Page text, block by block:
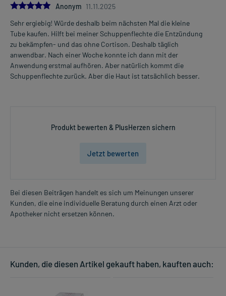
5.0Anonym 11.11.2025
Sehr ergiebig! Würde deshalb beim nächsten Mal die kleine
Tube kaufen. Hilft bei meiner Schuppenflechte die Entzündung
zu bekämpfen- und das ohne Cortison. Deshalb täglich
anwendbar. Nach einer Woche konnte ich dann mit der
Anwendung erstmal aufhören. Aber natürlich kommt die
Schuppenflechte zurück. Aber die Haut ist tatsächlich besser.
Produkt bewerten & PlusHerzen sichern
Jetzt bewerten
Bei diesen Beiträgen handelt es sich um Meinungen unserer
Kunden, die eine individuelle Beratung durch einen Arzt oder
Apotheker nicht ersetzen können.
Kunden, die diesen Artikel gekauft haben, kauften auch: